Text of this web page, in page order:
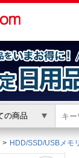
の商品
ン
HDD/SSD/USBメモ